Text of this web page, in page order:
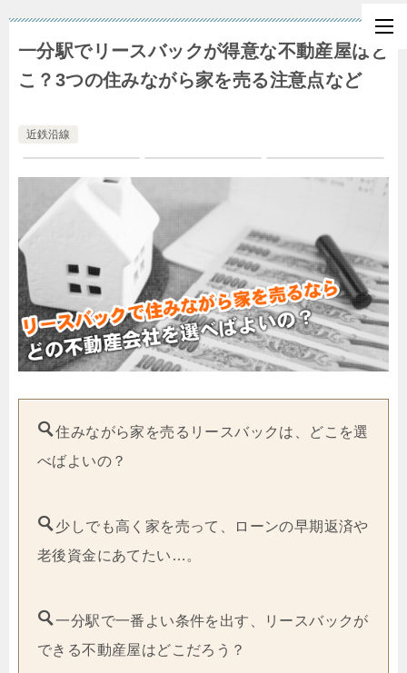
一分駅でリースバックが得意な不動産屋はど
こ？3つの住みながら家を売る注意点など
近鉄沿線
住みながら家を売るリースバックは、どこを選
べばよいの？
少しでも高く家を売って、ローンの早期返済や
老後資金にあてたい…。
一分駅で一番よい条件を出す、リースバックが
できる不動産屋はどこだろう？